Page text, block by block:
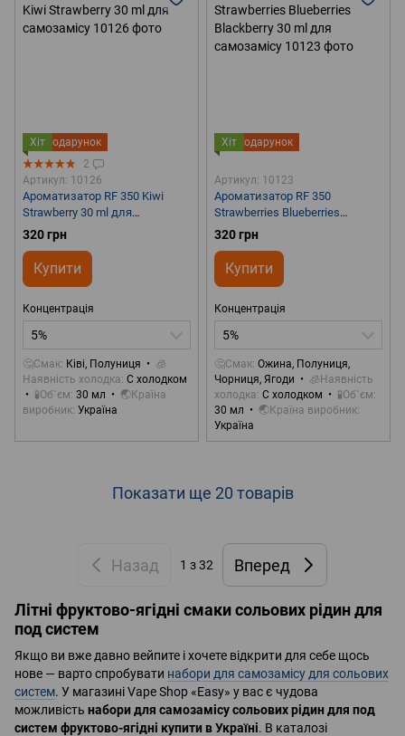
Подарунок
Хіт
2
Артикул: 10126
Ароматизатор RF 350 Kiwi
Strawberry 30 ml для
самозамісу
320 грн
Купити
Концентрація
5%
🤔Смак Ківі, Полуниця
🧊
Наявність холодка С холодком
🧪Об`єм 30 мл
🌏Країна
виробник Україна
Подарунок
Хіт
Артикул: 10123
Ароматизатор RF 350
Strawberries Blueberries
Blackberry 30 ml для
самозамісу
320 грн
Купити
Концентрація
5%
🤔Смак Ожина, Полуниця,
Чорниця, Ягоди
🧊Наявність
холодка С холодком
🧪Об`єм
30 мл
🌏Країна виробник
Україна
Показати ще 20 товарів
Назад 1 з 32 Вперед
Літні фруктово-ягідні смаки сольових рідин для
под систем
Якщо ви вже давно вейпите і хочете відкрити для себе щось
нове — варто спробувати набори для самозамісу для сольових
систем. У магазині Vape Shop «Easy» у вас є чудова
можливість набори для самозамісу сольових рідин для под
систем фруктово-ягідні купити в Україні. В каталозі